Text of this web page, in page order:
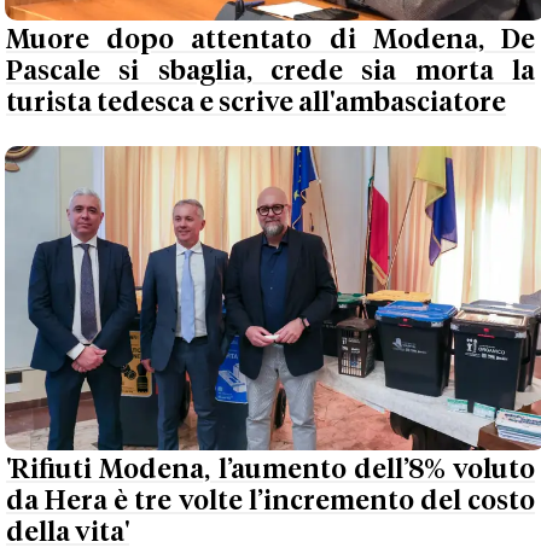
Muore dopo attentato di Modena, De
Pascale si sbaglia, crede sia morta la
turista tedesca e scrive all'ambasciatore
'Rifiuti Modena, l’aumento dell’8% voluto
da Hera è tre volte l’incremento del costo
della vita'